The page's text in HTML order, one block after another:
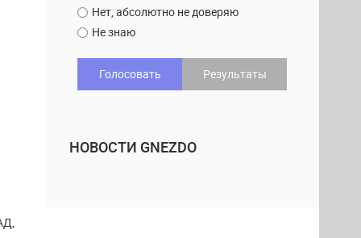
Нет, абсолютно не доверяю
Не знаю
Голосовать Результаты
НОВОСТИ GNEZDO